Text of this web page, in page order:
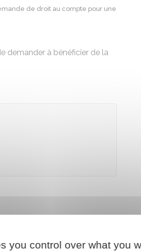
de droit au compte pour une
demander à bénéficier de la
you control over what you